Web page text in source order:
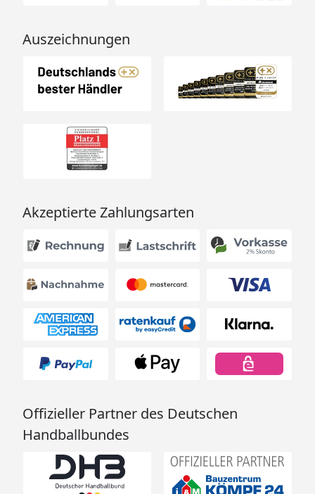
Auszeichnungen
Akzeptierte Zahlungsarten
Offizieller Partner des Deutschen
Handballbundes